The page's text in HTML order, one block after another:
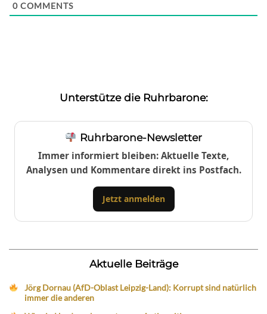
0 COMMENTS
Unterstütze die Ruhrbarone:
Ruhrbarone-Newsletter
Immer informiert bleiben: Aktuelle Texte,
Analysen und Kommentare direkt ins Postfach.
Jetzt anmelden
Aktuelle Beiträge
Jörg Dornau (AfD-Oblast Leipzig-Land): Korrupt sind natürlich
immer die anderen